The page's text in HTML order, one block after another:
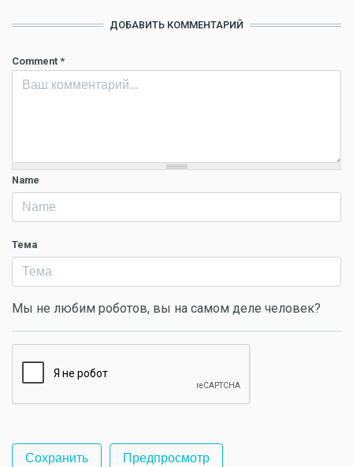
ДОБАВИТЬ КОММЕНТАРИЙ
Comment *
Name
Тема
Мы не любим роботов, вы на самом деле человек?